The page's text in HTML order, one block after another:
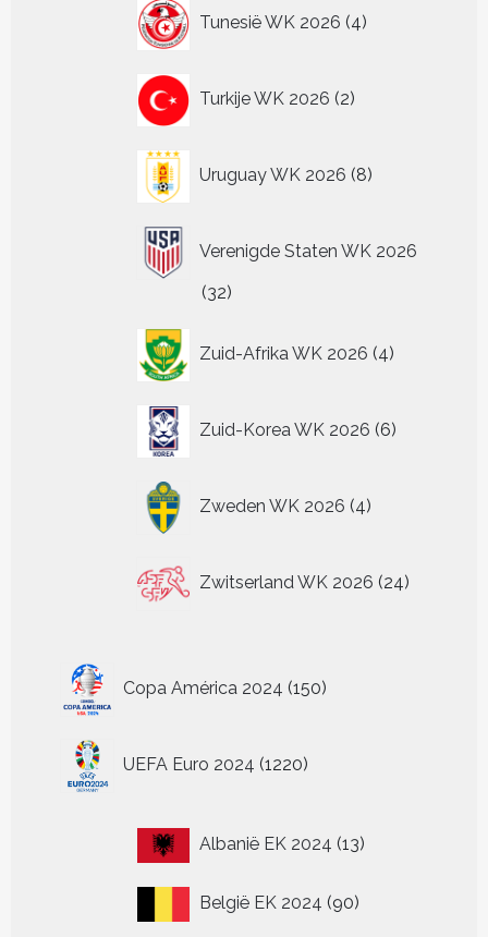
Tunesië WK 2026 4
producten
Turkije WK 2026 2
producten
Uruguay WK 2026 8
producten
Verenigde Staten WK 2026
3232
Zuid-Afrika WK 2026 4
producten
Zuid-Korea WK 2026 6
producten
Zweden WK 2026 4
producten
Zwitserland WK 2026 24
producten
Copa América 2024 150
producten
UEFA Euro 2024 1220
producten
Albanië EK 2024 1313
België EK 2024 9090